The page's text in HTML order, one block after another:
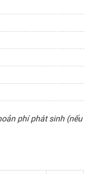
phí phát sinh (nếu